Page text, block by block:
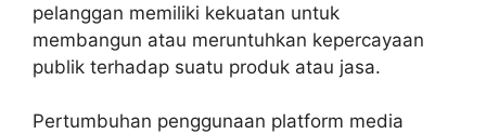
pelanggan memiliki kekuatan untuk
membangun atau meruntuhkan kepercayaan
publik terhadap suatu produk atau jasa.
Pertumbuhan penggunaan platform media